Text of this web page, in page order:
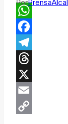
Por
WhatsApp
Facebook
Telegram
Threads
X
Email